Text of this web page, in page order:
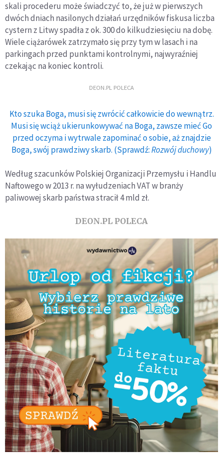
skali procederu może świadczyć to, że już w pierwszych
dwóch dniach nasilonych działań urzędników fiskusa liczba
cystern z Litwy spadła z ok. 300 do kilkudziesięciu na dobę.
Wiele ciążarówek zatrzymało się przy tym w lasach i na
parkingach przed punktami kontrolnymi, najwyraźniej
czekając na koniec kontroli.
DEON.PL POLECA
Kto szuka Boga, musi się zwrócić całkowicie do wewnątrz.
Musi się wciąż ukierunkowywać na Boga, zawsze mieć Go
przed oczyma i wytrwale zapominać o sobie, aż znajdzie
Boga, swój prawdziwy skarb. (Sprawdź:Rozwój duchowy)
Według szacunków Polskiej Organizacji Przemysłu i Handlu
Naftowego w 2013 r. na wyłudzeniach VAT w branży
paliwowej skarb państwa stracił 4 mld zł.
DEON.PL POLECA